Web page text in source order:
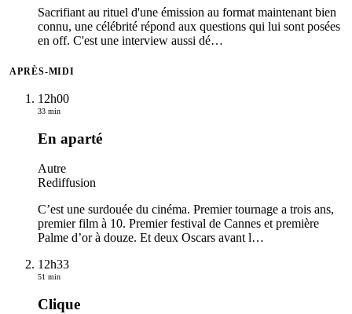
Sacrifiant au rituel d'une émission au format maintenant bien
connu, une célébrité répond aux questions qui lui sont posées
en off. C'est une interview aussi dé…
APRÈS-MIDI
12h00
33 min
En aparté
Autre
Rediffusion
C’est une surdouée du cinéma. Premier tournage a trois ans,
premier film à 10. Premier festival de Cannes et première
Palme d’or à douze. Et deux Oscars avant l…
12h33
51 min
Clique